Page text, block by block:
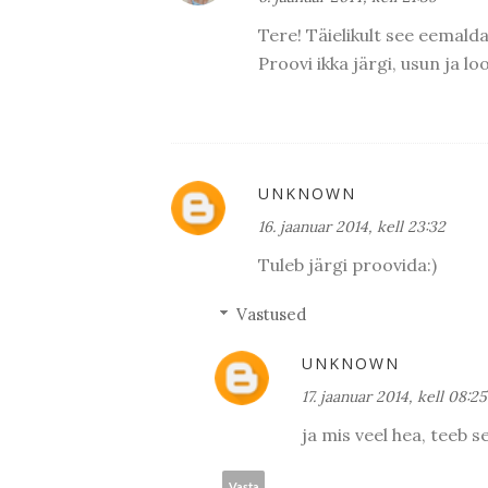
Tere! Täielikult see
Proovi ikka järgi, usun ja
UNKNOWN
16. jaanuar 2014, kell 23:32
Tuleb järgi proovida:)
Vastused
UNKNOWN
17. jaanuar 2014, kell 08:25
ja mis veel hea, teeb